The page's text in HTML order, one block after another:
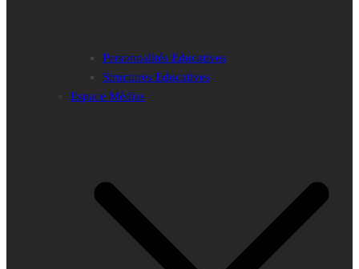
Personnalités Educatives
Structures Educatives
Espace Médias